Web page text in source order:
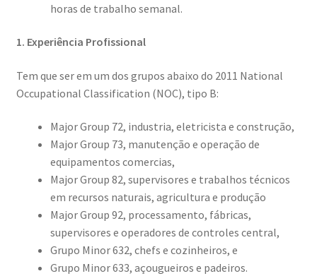
horas de trabalho semanal.
1. Experiência Profissional
Tem que ser em um dos grupos abaixo do 2011 National
Occupational Classification (NOC), tipo B:
Major Group 72, industria, eletricista e construção,
Major Group 73, manutenção e operação de
equipamentos comercias,
Major Group 82, supervisores e trabalhos técnicos
em recursos naturais, agricultura e produção
Major Group 92, processamento, fábricas,
supervisores e operadores de controles central,
Grupo Minor 632, chefs e cozinheiros, e
Grupo Minor 633, açougueiros e padeiros.